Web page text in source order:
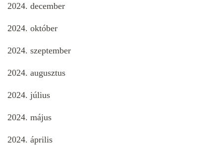
2024. december
2024. október
2024. szeptember
2024. augusztus
2024. július
2024. május
2024. április